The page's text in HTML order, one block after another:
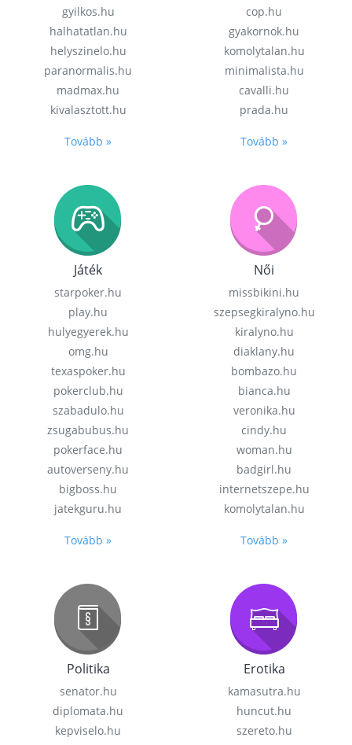
gyilkos.hu
halhatatlan.hu
helyszinelo.hu
paranormalis.hu
madmax.hu
kivalasztott.hu
Tovább »
cop.hu
gyakornok.hu
komolytalan.hu
minimalista.hu
cavalli.hu
prada.hu
Tovább »
Játék
starpoker.hu
play.hu
hulyegyerek.hu
omg.hu
texaspoker.hu
pokerclub.hu
szabadulo.hu
zsugabubus.hu
pokerface.hu
autoverseny.hu
bigboss.hu
jatekguru.hu
Tovább »
Női
missbikini.hu
szepsegkiralyno.hu
kiralyno.hu
diaklany.hu
bombazo.hu
bianca.hu
veronika.hu
cindy.hu
woman.hu
badgirl.hu
internetszepe.hu
komolytalan.hu
Tovább »
Politika
senator.hu
diplomata.hu
kepviselo.hu
Erotika
kamasutra.hu
huncut.hu
szereto.hu